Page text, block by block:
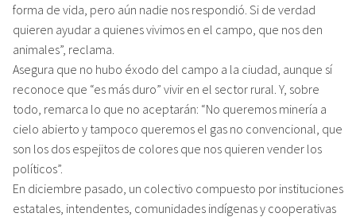
forma de vida, pero aún nadie nos respondió. Si de verdad
quieren ayudar a quienes vivimos en el campo, que nos den
animales”, reclama.
Asegura que no hubo éxodo del campo a la ciudad, aunque sí
reconoce que “es más duro” vivir en el sector rural. Y, sobre
todo, remarca lo que no aceptarán: “No queremos minería a
cielo abierto y tampoco queremos el gas no convencional, que
son los dos espejitos de colores que nos quieren vender los
políticos”.
En diciembre pasado, un colectivo compuesto por instituciones
estatales, intendentes, comunidades indígenas y cooperativas